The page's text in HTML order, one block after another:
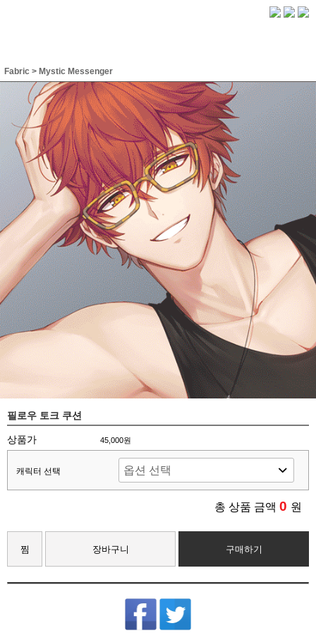
Fabric > Mystic Messenger
필로우 토크 쿠션
상품가 45,000원
캐릭터 선택
총 상품 금액 0 원
찜 장바구니 구매하기